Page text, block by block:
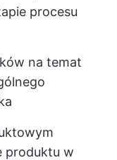
procesu
na temat
produktu w